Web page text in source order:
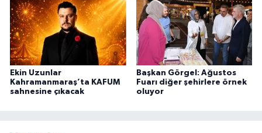
Ekin Uzunlar
Kahramanmaraş’ta KAFUM
sahnesine çıkacak
Başkan Görgel: Ağustos
Fuarı diğer şehirlere örnek
oluyor